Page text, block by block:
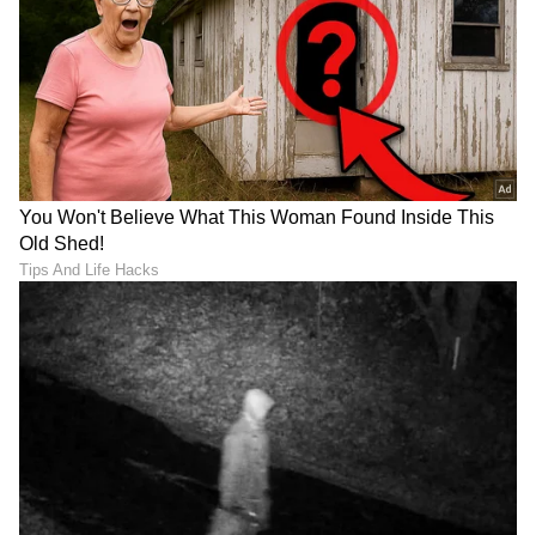
Karna Serial: ರಮೇಶ್​- ಮಾಲತಿ
ಡಿವೋರ್ಸ್ ತಡೆಯಲು ಕರ್ಣನ 25
ಸಂಜಯ್​
Brahmagantu ಸೀರಿಯಲ್​
ಮುಗಿವ ಹೊತ್ತಲ್ಲೇ ವೀಕ್ಷಕರಿಗೆ
LATEST VIDEOS
"ರಾಜಕೀಯ ಬೇಡ, ಸಿನಿಮಾನೇ ಪ್ರಾಣ":
ಕನಕೋತ್ಸವದಲ್ಲಿ ರಿಷಬ್ ಶೆಟ್ಟಿ | Rishab
Shetty speech | Suvarna News
ಶೇ.50 ರಿಂದ ಶೇ.18 ಕ್ಕೆ TAX ಇಳಿಕೆ: ಮೋದಿ-
ಟ್ರಂಪ್ ಐತಿಹಾಸಿಕ ಒಪ್ಪಂದ | India US